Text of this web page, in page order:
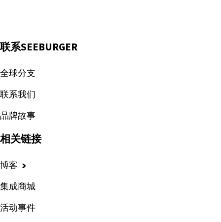
联系SEEBURGER
全球分支
联系我们
品牌故事
相关链接
博客
集成商城
活动事件